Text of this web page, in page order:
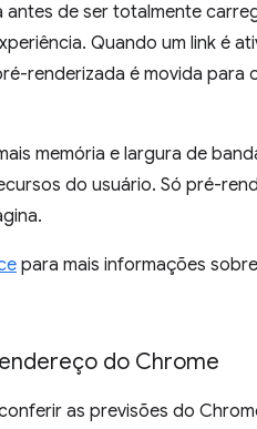
de ser totalmente
Quando um link é
renderizada é movida para
memória e largura de
do usuário. Só pré-
para mais informações
do Chrome
as previsões do